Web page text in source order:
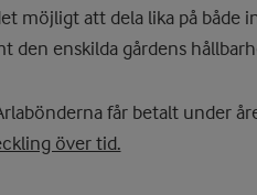
möjligt att dela lika på både
den enskilda gårdens
får betalt under
över tid.